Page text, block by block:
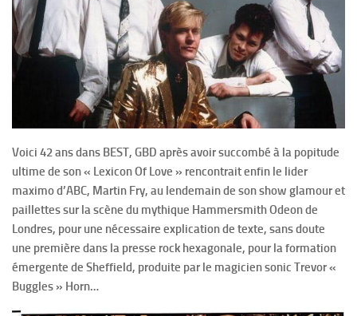
Voici 42 ans dans BEST, GBD après avoir succombé à la popitude
ultime de son « Lexicon Of Love » rencontrait enfin le lider
maximo d’ABC, Martin Fry, au lendemain de son show glamour et
paillettes sur la scène du mythique Hammersmith Odeon de
Londres, pour une nécessaire explication de texte, sans doute
une première dans la presse rock hexagonale, pour la formation
émergente de Sheffield, produite par le magicien sonic Trevor «
Buggles » Horn…